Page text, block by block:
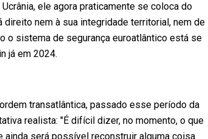
ele agora praticamente se coloca do
direito nem à sua integridade territorial, nem de
o sistema de segurança euroatlântico está se
já em 2024.
transatlântica, passado esse período da
realista: "É difícil dizer, no momento, o que
ainda será possível reconstruir alguma coisa